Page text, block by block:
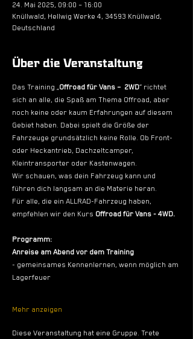
24. Mai 2025, 09:00 – 16:00
Knüllwald, Hellwig Werke 4, 34593 Knüllwald,
Deutschland
Über die Veranstaltung
Das Training „Offroad für Vans –  2WD“ richtet
sich an alle, die Spaß am Thema Offroad, aber
noch keine oder kaum Erfahrungen auf diesem
Gebiet haben. Dabei spielt die Größe der
Fahrzeuge grundsätzlich keine Rolle. Ob Front-
oder Heckantrieb, Dachzeltcamper,
Kleintransporter oder Kastenwagen.
Wir schauen, was dein Fahrzeug kann und
führen dich langsam an die Materie heran.
Für alle, die ein ALLRAD-Fahrzeug haben,
empfehlen wir den Kurs Offroad für Vans - 4WD.
Programm:
Anreise am Abend vor dem Training
- gemeinsames Kennenlernen, wenn möglich am
Lagerfeuer
Mehr anzeigen
Diese Veranstaltung hat eine Gruppe. Trete